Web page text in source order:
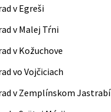
v Egreši
v Malej Tŕni
v Kožuchove
vo Vojčiciach
v Zemplínskom Jastrabí